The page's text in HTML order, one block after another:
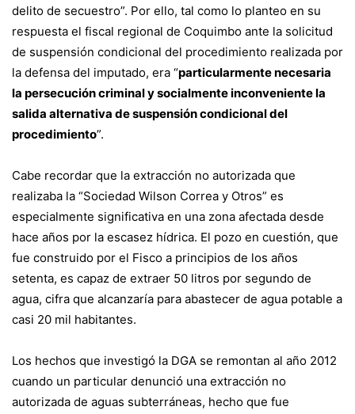
delito de secuestro”. Por ello, tal como lo planteo en su
respuesta el fiscal regional de Coquimbo ante la solicitud
de suspensión condicional del procedimiento realizada por
la defensa del imputado, era “particularmente necesaria
la persecución criminal y socialmente inconveniente la
salida alternativa de suspensión condicional del
procedimiento”.
Cabe recordar que la extracción no autorizada que
realizaba la “Sociedad Wilson Correa y Otros” es
especialmente significativa en una zona afectada desde
hace años por la escasez hídrica. El pozo en cuestión, que
fue construido por el Fisco a principios de los años
setenta, es capaz de extraer 50 litros por segundo de
agua, cifra que alcanzaría para abastecer de agua potable a
casi 20 mil habitantes.
Los hechos que investigó la DGA se remontan al año 2012
cuando un particular denunció una extracción no
autorizada de aguas subterráneas, hecho que fue